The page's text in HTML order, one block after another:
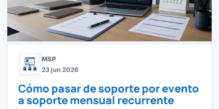
MSP
23 jun 2026
Cómo pasar de soporte por evento
a soporte mensual recurrente